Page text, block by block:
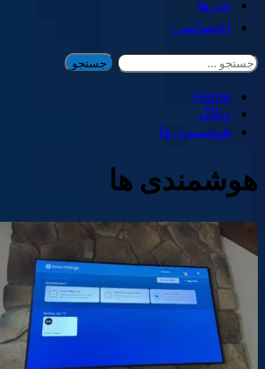
خبرها
اختصاصی
جستجو
برای:
Home
وبلاگ
هوشمندی ها
هوشمندی ها